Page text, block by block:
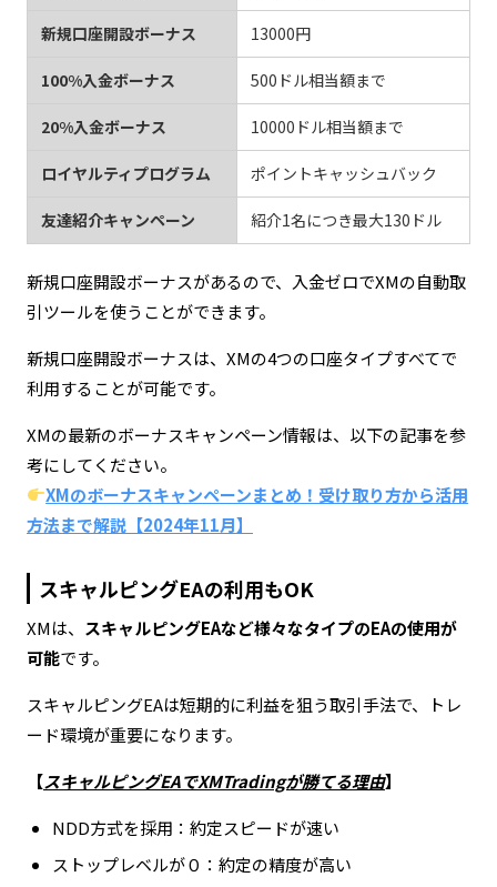
新規口座開設ボーナス 13000円
100%入金ボーナス 500ドル相当額まで
20%入金ボーナス 10000ドル相当額まで
ロイヤルティプログラム ポイントキャッシュバック
友達紹介キャンペーン 紹介1名につき最大130ドル
新規口座開設ボーナスがあるので、入金ゼロでXMの自動取
引ツールを使うことができます。
新規口座開設ボーナスは、XMの4つの口座タイプすべてで
利用することが可能です。
XMの最新のボーナスキャンペーン情報は、以下の記事を参
考にしてください。
XMのボーナスキャンペーンまとめ！受け取り方から活用
方法まで解説【2024年11月】
スキャルピングEAの利用もOK
XMは、 スキャルピングEAなど様々なタイプのEAの使用が
可能です。
スキャルピングEAは短期的に利益を狙う取引手法で、トレ
ード環境が重要になります。
【スキャルピングEAでXMTradingが勝てる理由】
NDD方式を採用：約定スピードが速い
ストップレベルが０：約定の精度が高い